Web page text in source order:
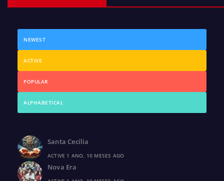
NEWEST
ACTIVE
POPULAR
ALPHABETICAL
Santa Cecília
ACTIVE 1 ANO, 10 MESES AGO
Nova Era